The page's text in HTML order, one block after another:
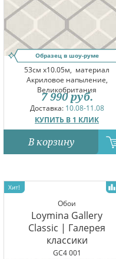
Образец в шоу-руме
53см x10.05м, материал
Акриловое напыление,
Великобритания
Доставка: 10.08-11.08
КУПИТЬ В 1 КЛИК
7 990 руб.
В корзину
Обои
Loymina Gallery
Classic | Галерея
классики
GC4 001